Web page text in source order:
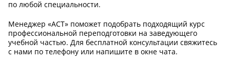
по любой специальности.
Менеджер «АСТ» поможет подобрать подходящий курс
профессиональной переподготовки на заведующего
учебной частью. Для бесплатной консультации свяжитесь
с нами по телефону или напишите в окне чата.